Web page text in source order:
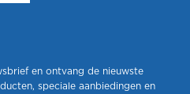
en ontvang de nieuwste
speciale aanbiedingen en